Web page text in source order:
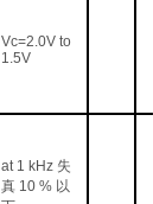
Vc=2.0V to
1.5V
at 1 kHz 失
真 10 % 以